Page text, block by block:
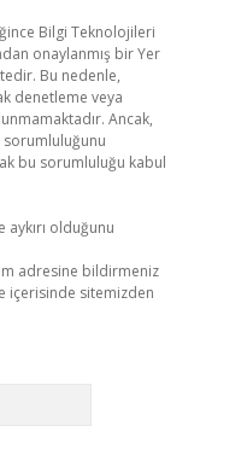
Bilgi Teknolojileri
onaylanmış bir Yer
Bu nedenle,
denetleme veya
Ancak,
sorumluluğunu
bu sorumluluğu kabul
olduğunu
adresine bildirmeniz
içerisinde sitemizden